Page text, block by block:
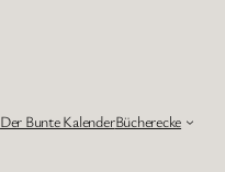
Der Bunte KalenderBücherecke